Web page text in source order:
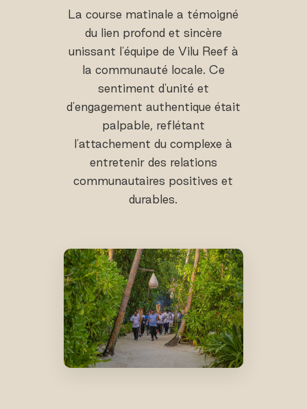
La course matinale a témoigné
du lien profond et sincère
unissant l'équipe de Vilu Reef à
la communauté locale. Ce
sentiment d'unité et
d'engagement authentique était
palpable, reflétant
l'attachement du complexe à
entretenir des relations
communautaires positives et
durables.